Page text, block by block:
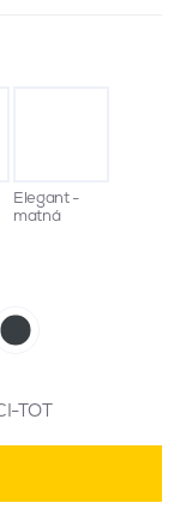
Elegant -
matná
TOT